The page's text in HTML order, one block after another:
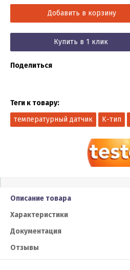
Добавить в корзину
Купить в 1 клик
Поделиться
Теги к товару:
температурный датчик
K-тип
Описание товара
Характеристики
Документация
Отзывы